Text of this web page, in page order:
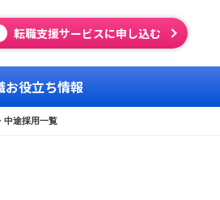
転職支援サービスに申し込む
お役立ち情報
中途採用一覧